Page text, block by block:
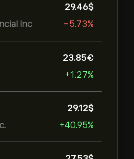
Inc
29.46‎$‎
-5.73%
23.85‎€‎
+1.27%
29.12‎$‎
+40.95%